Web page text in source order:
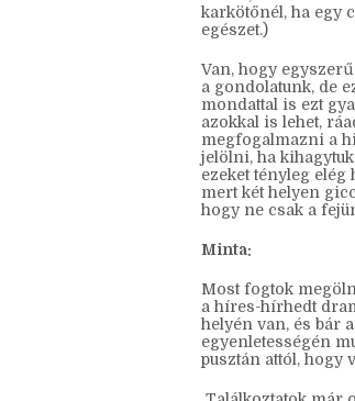
Szóval hogy
legyen szép is.
Jó hír, szerintem
karkötőnél, ha egy
egészet.)
Van, hogy
a gondolatunk, de
mondattal is ezt
azokkal is lehet,
megfogalmazni a
ezeket tényleg
hogy ne csak a
Minta:
Most fogtok
helyén van, és bár